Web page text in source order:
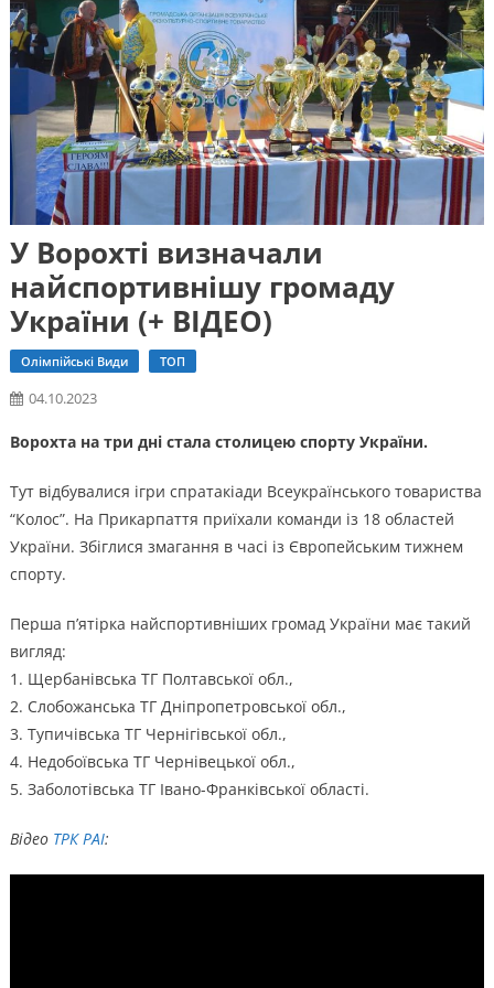
У Ворохті визначали
найспортивнішу громаду
України (+ ВІДЕО)
Олімпійські Види ТОП
04.10.2023
Ворохта на три дні стала столицею спорту України.
Тут відбувалися ігри спратакіади Всеукраїнського товариства
“Колос”. На Прикарпаття приїхали команди із 18 областей
України. Збіглися змагання в часі із Європейським тижнем
спорту.
Перша п’ятірка найспортивніших громад України має такий
вигляд:
1. Щербанівська ТГ Полтавської обл.,
2. Слобожанська ТГ Дніпропетровської обл.,
3. Тупичівська ТГ Чернігівської обл.,
4. Недобоївська ТГ Чернівецької обл.,
5. Заболотівська ТГ Івано-Франківської області.
Відео ТРК РАІ: